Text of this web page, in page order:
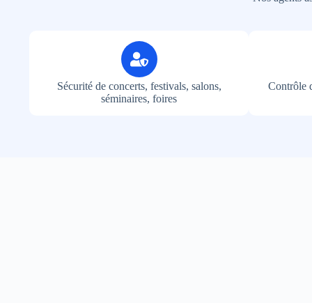
Sécurité de concerts, festivals, salons,
séminaires, foires
Contrôle